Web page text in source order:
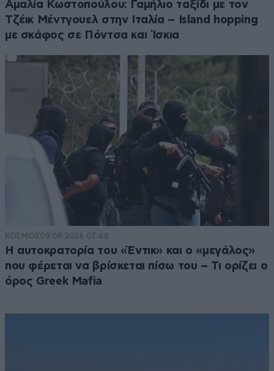
Αμαλία Κωστοπούλου: Γαμήλιο ταξίδι με τον
Τζέικ Μέντγουελ στην Ιταλία – Island hopping
με σκάφος σε Πόντσα και Ίσκια
ΚΟΣΜΟΣ09·08·2026 07:44
Η αυτοκρατορία του «Έντικ» και ο «μεγάλος»
που φέρεται να βρίσκεται πίσω του – Τι ορίζει ο
όρος Greek Mafia